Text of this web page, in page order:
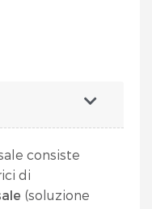
consiste
di
(soluzione